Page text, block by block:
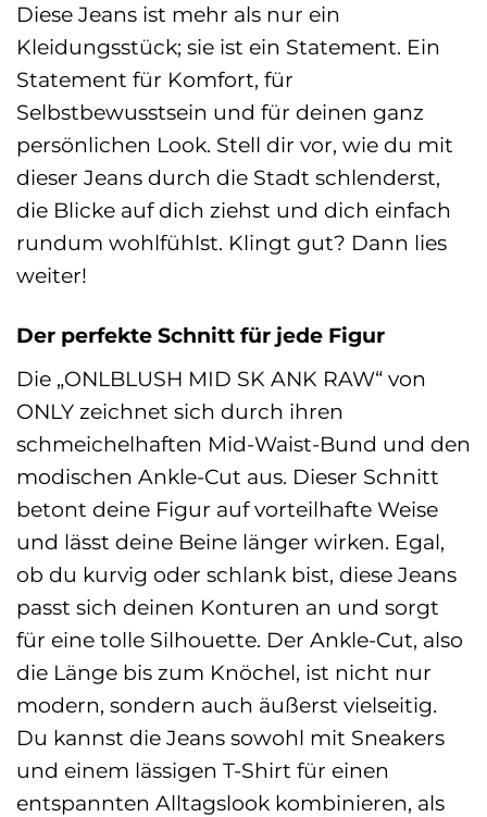
Diese Jeans ist mehr als nur ein
Kleidungsstück; sie ist ein Statement. Ein
Statement für Komfort, für
Selbstbewusstsein und für deinen ganz
persönlichen Look. Stell dir vor, wie du mit
dieser Jeans durch die Stadt schlenderst,
die Blicke auf dich ziehst und dich einfach
rundum wohlfühlst. Klingt gut? Dann lies
weiter!
Der perfekte Schnitt für jede Figur
Die „ONLBLUSH MID SK ANK RAW“ von
ONLY zeichnet sich durch ihren
schmeichelhaften Mid-Waist-Bund und den
modischen Ankle-Cut aus. Dieser Schnitt
betont deine Figur auf vorteilhafte Weise
und lässt deine Beine länger wirken. Egal,
ob du kurvig oder schlank bist, diese Jeans
passt sich deinen Konturen an und sorgt
für eine tolle Silhouette. Der Ankle-Cut, also
die Länge bis zum Knöchel, ist nicht nur
modern, sondern auch äußerst vielseitig.
Du kannst die Jeans sowohl mit Sneakers
und einem lässigen T-Shirt für einen
entspannten Alltagslook kombinieren, als